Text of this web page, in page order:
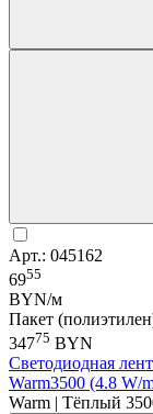
Арт.: 045162
6955
BYN/м
Пакет
34775 BYN
Светодиодная
Warm3500 (4.8 W/
Warm | Тёплый